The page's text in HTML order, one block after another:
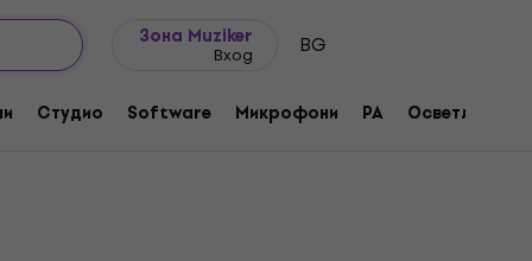
Зона Muziker
Вход BG
Студио Software Микрофони PA Осветление